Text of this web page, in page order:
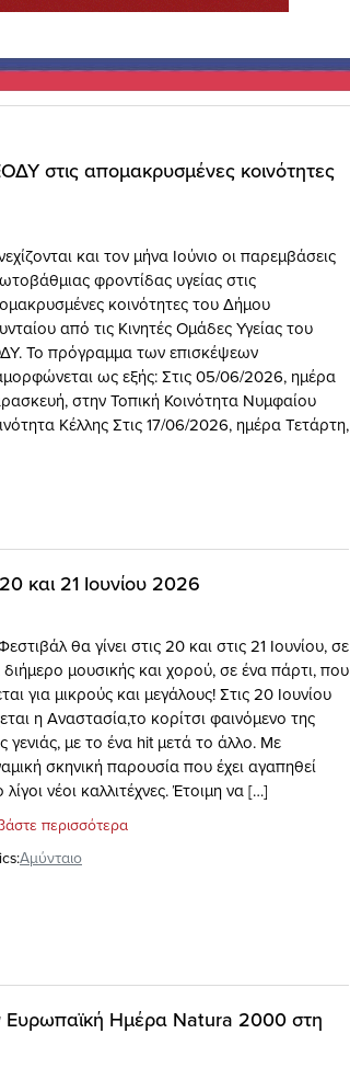
στις απομακρυσμένες κοινότητες
και τον μήνα Ιούνιο οι παρεμβάσεις
φροντίδας υγείας στις
κοινότητες του Δήμου
από τις Κινητές Ομάδες Υγείας του
Το πρόγραμμα των επισκέψεων
ως εξής: Στις 05/06/2026, ημέρα
στην Τοπική Κοινότητα Νυμφαίου
Κέλλης Στις 17/06/2026, ημέρα Τετάρτη,
και 21 Ιουνίου 2026
θα γίνει στις 20 και στις 21 Ιουνίου, σε
διήμερο μουσικής και χορού, σε ένα πάρτι, που
για μικρούς και μεγάλους! Στις 20 Ιουνίου
η Αναστασία,το κορίτσι φαινόμενο της
γενιάς, με το ένα hit μετά το άλλο. Με
σκηνική παρουσία που έχει αγαπηθεί
νέοι καλλιτέχνες. Έτοιμη να […]
περισσότερα
Αμύνταιο
Ευρωπαϊκή Ημέρα Natura 2000 στη